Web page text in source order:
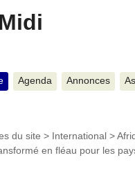
Agenda Annonces
du site > International >
en fléau pour les